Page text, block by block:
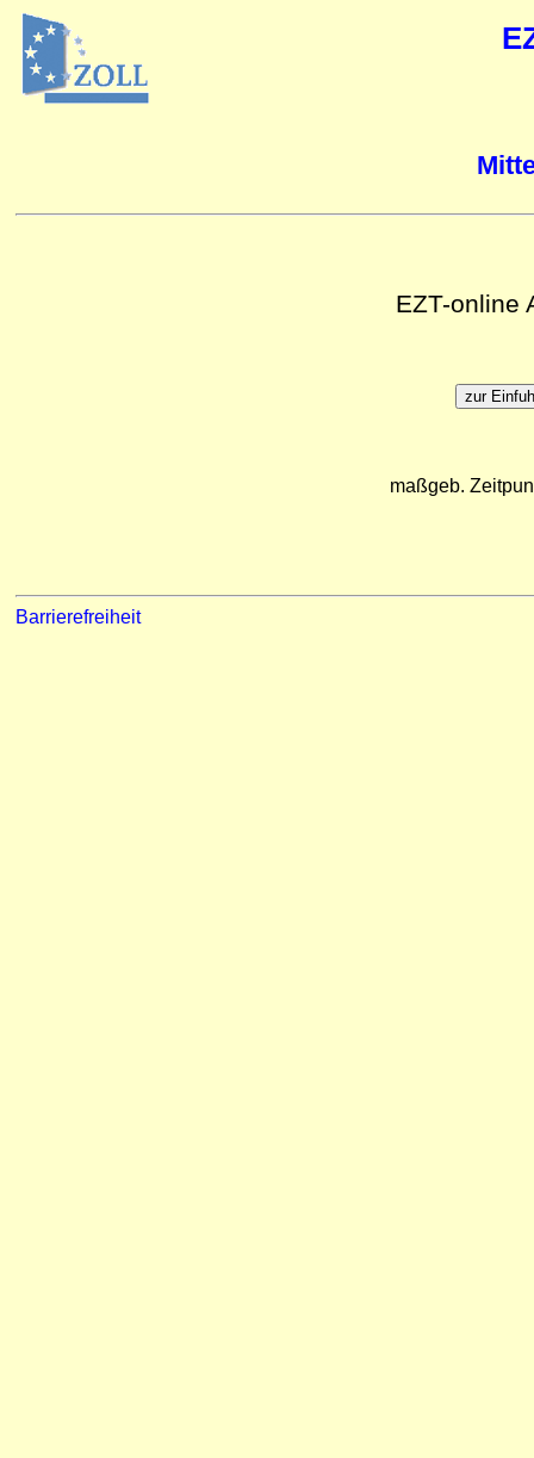
EZT-online
maßgeb.
Barrierefreiheit